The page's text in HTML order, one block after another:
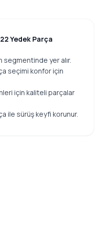
Yedek Parça
segmentinde yer alır.
seçimi konfor için
için kaliteli parçalar
ile sürüş keyfi korunur.